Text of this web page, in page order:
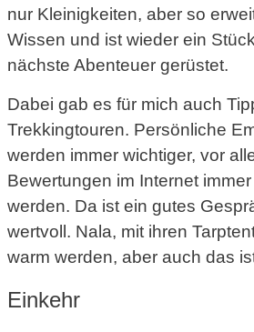
nur Kleinigkeiten, aber so
Wissen und ist wieder ein
nächste Abenteuer gerüstet.
Dabei gab es für mich auch
Trekkingtouren. Persönliche
werden immer wichtiger, vor
Bewertungen im Internet
werden. Da ist ein gutes
wertvoll. Nala, mit ihren
warm werden, aber auch das
Einkehr